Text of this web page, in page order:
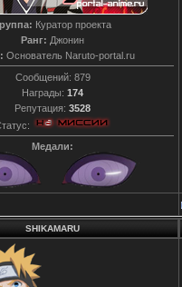
Куратор проекта
Ранг: Джонин
Основатель Naruto-portal.ru
Сообщений: 879
Награды: 174
Репутация: 3528
Медали:
SHIKAMARU